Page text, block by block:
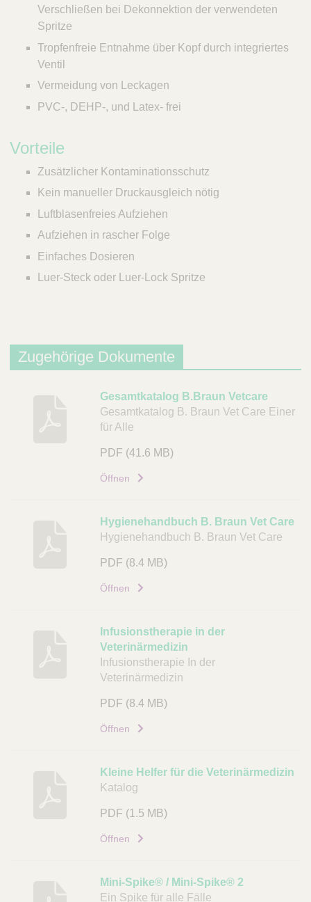
Verschließen bei Dekonnektion der verwendeten
Spritze
Tropfenfreie Entnahme über Kopf durch integriertes
Ventil
Vermeidung von Leckagen
PVC-, DEHP-, und Latex- frei
Vorteile
Zusätzlicher Kontaminationsschutz
Kein manueller Druckausgleich nötig
Luftblasenfreies Aufziehen
Aufziehen in rascher Folge
Einfaches Dosieren
Luer-Steck oder Luer-Lock Spritze
Zugehörige Dokumente
B
e
s
c
r
b
n
k
u
m
n
t
i
n
Gesamtkatalog B.Braun Vetcare
Gesamtkatalog B. Braun Vet Care Einer
für Alle
PDF (41.6 MB)
Öffnen
Hygienehandbuch B. Braun Vet Care
Hygienehandbuch B. Braun Vet Care
PDF (8.4 MB)
Öffnen
Infusionstherapie in der
Veterinärmedizin
Infusionstherapie In der
Veterinärmedizin
PDF (8.4 MB)
Öffnen
Kleine Helfer für die Veterinärmedizin
Katalog
PDF (1.5 MB)
Öffnen
Mini-Spike® / Mini-Spike® 2
Ein Spike für alle Fälle